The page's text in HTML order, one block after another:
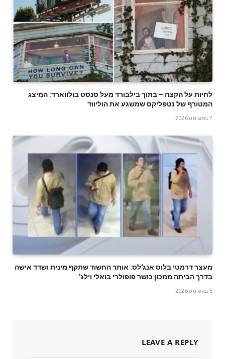
לחיות על הקצה – בתוך בילבורד מעל סנסט בולווארד: המיצג
המטורף של נטפליקס שמשגע את הוליווד
7 באוגוסט 2026
מעצר דרמטי בלוס אנג'לס: אותר החשוד שתקף מינית ושדד אישה
בדרך הביתה ממכון כושר פופולרי בואלי וילג'
6 באוגוסט 2026
LEAVE A REPLY